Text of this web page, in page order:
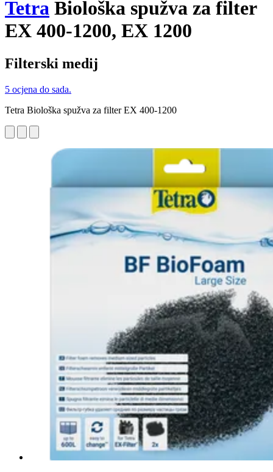
Tetra Biološka spužva za filter
EX 400-1200, EX 1200
Filterski medij
5 ocjena do sada.
Tetra Biološka spužva za filter EX 400-1200